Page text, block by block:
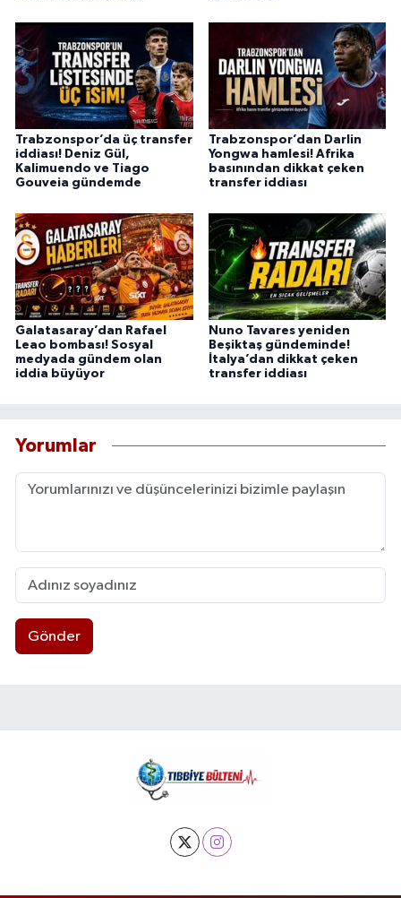
Trabzonspor’da üç transfer
iddiası! Deniz Gül,
Kalimuendo ve Tiago
Gouveia gündemde
Trabzonspor’dan Darlin
Yongwa hamlesi! Afrika
basınından dikkat çeken
transfer iddiası
Galatasaray’dan Rafael
Leao bombası! Sosyal
medyada gündem olan
iddia büyüyor
Nuno Tavares yeniden
Beşiktaş gündeminde!
İtalya’dan dikkat çeken
transfer iddiası
Yorumlar
Gönder